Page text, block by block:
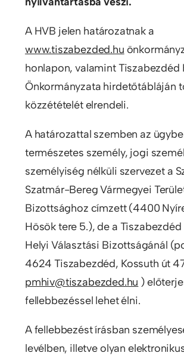
A HVB jelen határozatnak a
www.tiszabezded.hu
honlapon, valamint Tiszabezdéd
Önkormányzata hirdetőtábláján
közzétételét elrendeli.
A határozattal szemben az
természetes személy, jogi
személyiség nélküli szervezet a
Szatmár-Bereg Vármegyei
Bizottsághoz címzett (4400
Hösök tere 5.), de a Tiszabezdéd
Helyi Választási Bizottságánál
4624 Tiszabezdéd, Kossuth út
pmhiv@tiszabezded.hu )
fellebbezéssel lehet élni.
A fellebbezést írásban
levélben, illetve olyan